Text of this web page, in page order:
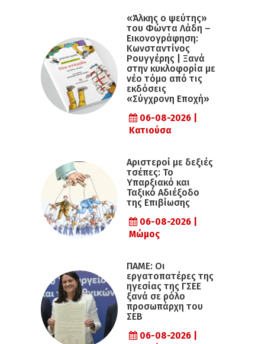
«Άλκης ο ψεύτης»
του Φώντα Λάδη –
Εικονογράφηση:
Κωνσταντίνος
Ρουγγέρης | Ξανά
στην κυκλοφορία με
νέο τόμο από τις
εκδόσεις
«Σύγχρονη Εποχή»
06-08-2026 |
Κατιούσα
Αριστεροί με δεξιές
τσέπες: Το
Υπαρξιακό και
Ταξικό Αδιέξοδο
της Επιβίωσης
06-08-2026 |
Μώμος
ΠΑΜΕ: Οι
εργατοπατέρες της
ηγεσίας της ΓΣΕΕ
ξανά σε ρόλο
προσωπάρχη του
ΣΕΒ
06-08-2026 |